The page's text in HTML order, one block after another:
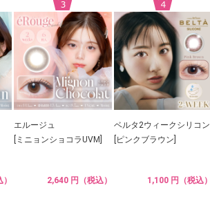
エルージュ
[ミニョンショコラUVM]
2,640 円（税込）
ベルタ2ウィークシリコン
[ピンクブラウン]
1,100 円（税込）